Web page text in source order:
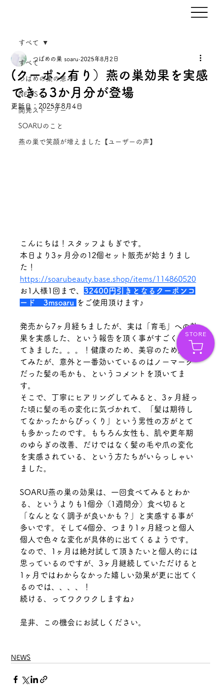
STORE
すべて
つばめの巣の恵み
NEWS
開発ストーリー
SOARUのこと
燕の巣で笑顔が増えました【ユーザーの声】
すべて
(クーポン有り）燕の巣効果を実感
できる3か月分が登場
つばめの巣 soaru 2025年8月2日
更新日： 2025年8月4日
こんにちは！スタッフよもぎです。
本日より3ヶ月分の12個セット販売が始まりまし
た！
https://soarubeauty.base.shop/items/114860520
お1人様1回まで、32400円引きとなるクーポンコ
ード　3msoaru をご使用頂けます♪
発売から7ヶ月経ちましたが、実は「育毛」への効
果を実感した、という報告を頂く事がすごく増え
てきました。。。！健康のため、美容のため始め
てみたが、意外と一番効いているのはノーマーク
だった髪の毛かも、というコメントを頂いてま
す。
そこで、丁寧にヒアリングしてみると、3ヶ月経っ
た頃に髪の毛の変化に気づかれて、「髪は期待し
てなかったからびっくり」という男性の方がとて
も多かったのです。もちろん女性も、肌や更年期
のゆらぎの改善、だけではなく髪の毛や爪の変化
を実感されている、という方たちがいらっしゃい
ました。
SOARU燕の巣の効果は、一回食べてみるとわか
る、というよりも1個分（1週間分）食べ切ると
「なんとなく調子が良いかも？」と実感する事が
多いです。そして4個分、つまり1ヶ月経つと個人
個人で色々な変化が具体的に出てくるようです。
なので、1ヶ月は絶対試して頂きたいと個人的には
思っているのですが、3ヶ月継続していただけると
1ヶ月ではわからなかった嬉しい効果が更に出てく
るのでは、、、、！
続ける、ってワクワクしますね♪
是非、この機会にお試しください。
NEWS